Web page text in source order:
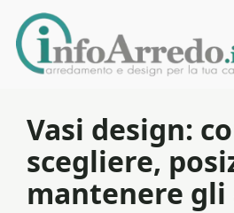
Vasi design:
scegliere,
mantenere gli